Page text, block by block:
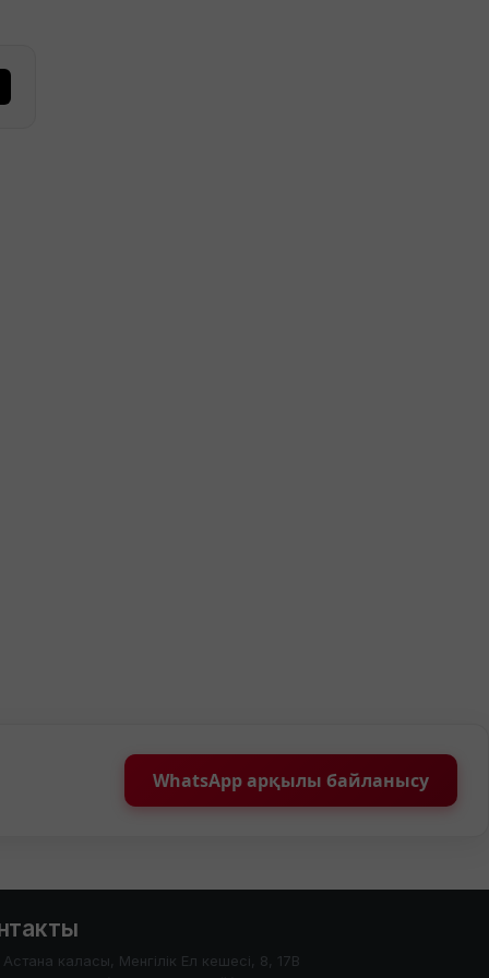
WhatsApp арқылы байланысу
Астана каласы, Менгілік Ел кешесі, 8, 17В